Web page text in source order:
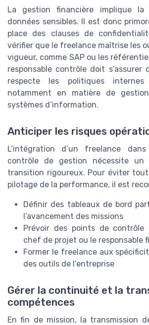
La gestion financière implique la
données sensibles. Il est donc
place des clauses de
vérifier que le freelance maîtrise les
vigueur, comme SAP ou les
responsable contrôle doit s’assurer
respecte les politiques internes
notamment en matière de
systèmes d’information.
Anticiper les risques
L’intégration d’un freelance
contrôle de gestion nécessite un
transition rigoureux. Pour éviter
pilotage de la performance, il est
Définir des tableaux de bord
l’avancement des missions
Prévoir des points de contrôle
chef de projet ou le responsable
Former le freelance aux
des outils de l’entreprise
Gérer la continuité et la
compétences
En fin de mission, la transmission